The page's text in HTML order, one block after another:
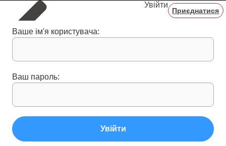
Увійти
Приєднатися
Ваше ім'я користувача:
Ваш пароль:
Увійти